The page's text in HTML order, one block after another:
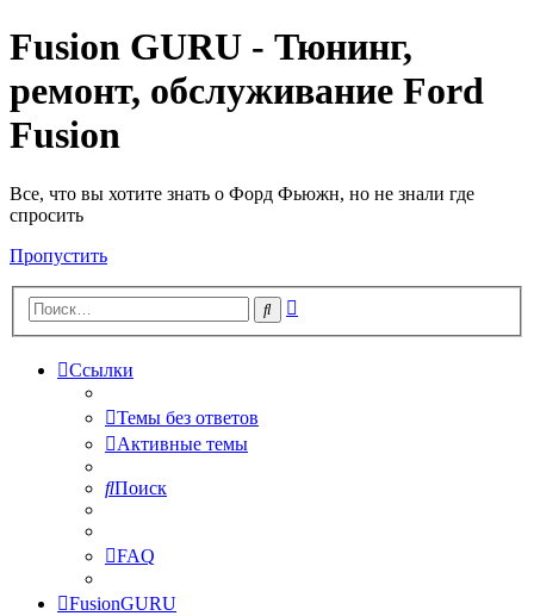
Fusion GURU - Тюнинг,
ремонт, обслуживание Ford
Fusion
Все, что вы хотите знать о Форд Фьюжн, но не знали где
спросить
Пропустить
Поиск
Ссылки
Темы без ответов
Активные темы
Поиск
FAQ
FusionGURU